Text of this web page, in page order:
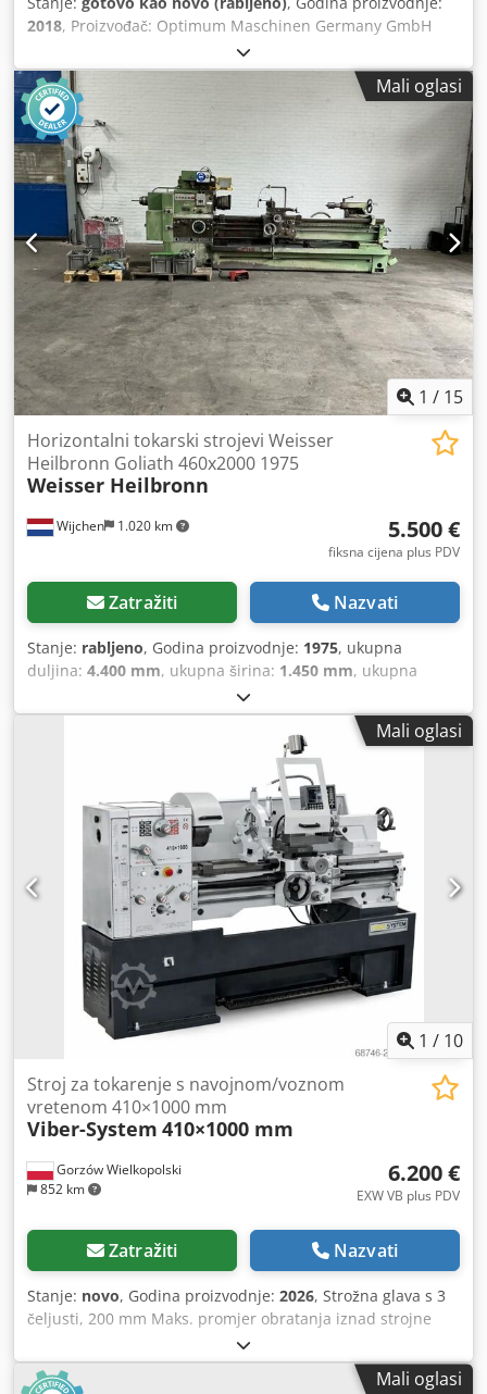
2018, Proizvođač: Optimum Maschinen Germany GmbH
Model: L34HS Serijski broj (SN): 11261804002 Vrsta stroja:
CNC tokarski stroj s ravnim ležajem Godina proizvodnje:
2018 Snaga motora: 3,7 kW Napajanje: 400 V / 50 Hz
Raspon okretaja glavnog vretena: cca 30 – 3500 o/min
Maksimalna brzina vretena: 3500 o/min Maksimalni
promjer tokarenja: cca 350 mm Promjer tokarenja iznad
nosaca alata: cca 146 mm Razmak između centara: cca 600
mm Pomaci osi X/Y/Z: cca 185 / 185 / 540 mm Konus /
prihvat: MK 3 Djdjy Ia Uqepfx Adrjwa Težina: cca 1200 kg
Mali oglasi
1 / 15
Wijchen 1.020 km
Horizontalni tokarski strojevi Weisser
Heilbronn Goliath 460x2000 1975
Weisser Heilbronn
5.500 €
fiksna cijena plus PDV
Zatražiti Nazvati
Stanje: rabljeno, Godina proizvodnje: 1975, ukupna
duljina: 4.400 mm, ukupna širina: 1.450 mm, ukupna
, Vlastita težina: 4.000 kg Dwjdpfx Aexixh
Nedrea - Godina proizvodnje: 1975. - Dokumentacija
dostupna: Da - CE certifikat: Ne - Serijski broj: 1677 -
Upravljanje: Konvencionalno - Maksimalna visina [mm]:
230 - Promjer okretnog stola [mm]: 460 - Razmak između
centara [mm]: 2000 - Promjer vretena [mm]: 70 - Min.
brzina vretena [okr/min]: 7,1 - Maks. brzina vretena
[okr/min]: 1400 - Dodatna oprema: Brzi držač alata,
tročeljustna glodalka, pokretna vodilica, fiksna vodilica -
Dimenzije za transport: 4400 mm x 1450 mm x 1700 mm (d
x š x v) - Težina za transport [kg]: 4000 kg - Paketi za
transport [kom]: 4 Financijske informacije PDV: Navedena
cijena je bez PDV-a PDV / Sustav oporezivanja razlike: PDV
se može odbiti za poduzetnike Dostava i otkup moguć u
bilo kojem trenutku za sve iz industrijskog sektora Lukas
van Rossum
Mali oglasi
1 / 10
Gorzów Wielkopolski
852 km
Stroj za tokarenje s navojnom/voznom
vretenom 410×1000 mm
Viber-System 410×1000 mm
6.200 €
EXW VB plus PDV
Zatražiti Nazvati
Stanje: novo, Godina proizvodnje: 2026, Strožna glava s 3
čeljusti, 200 mm Maks. promjer obratanja iznad strojne
ploče: 410 mm Promjer obratanja iznad poprečnog sanjka:
255 mm Promjer obratanja u izrezu na mostu: 580 mm
Udaljenost između centara: 1000 mm Visina centra: 205
Mali oglasi